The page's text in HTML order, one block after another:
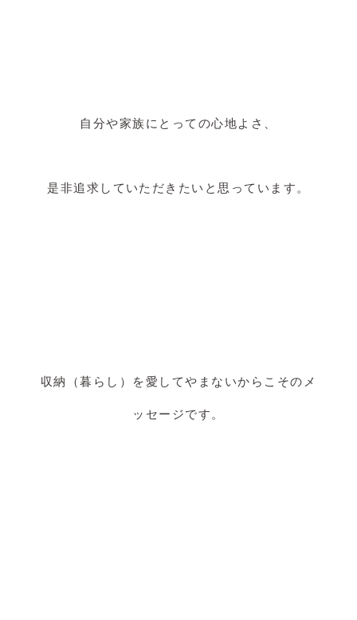
自分や家族にとっての心地よさ、
是非追求していただきたいと思っています。
収納（暮らし）を愛してやまないからこそのメ
ッセージです。